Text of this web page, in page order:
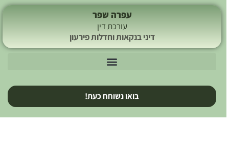
עפרה שפר
עורכת דין
דיני בנקאות וחדלות פירעון
בואו נשוחח כעת!